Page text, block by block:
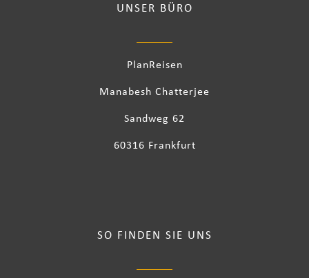
UNSER BÜRO
PlanReisen
Manabesh Chatterjee
Sandweg 62
60316 Frankfurt
SO FINDEN SIE UNS